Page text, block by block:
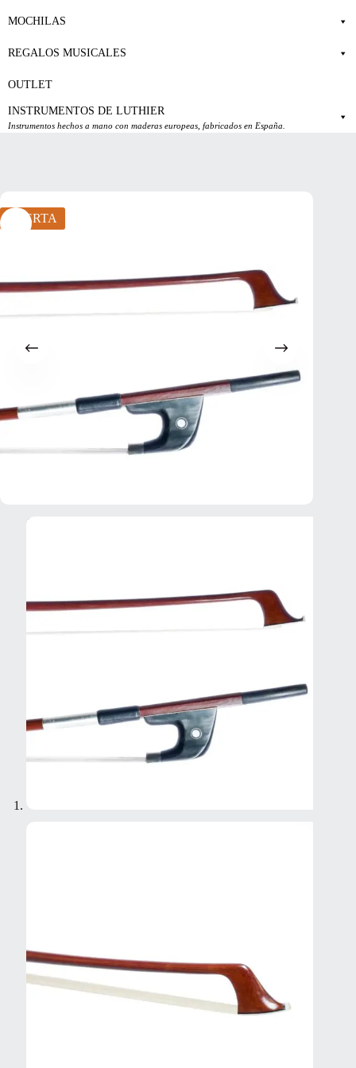
MOCHILAS
REGALOS MUSICALES
OUTLET
INSTRUMENTOS DE LUTHIER
Instrumentos hechos a mano con maderas europeas, fabricados en España.
OFERTA